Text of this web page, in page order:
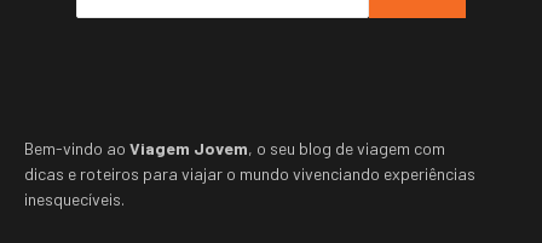
Bem-vindo ao Viagem Jovem, o seu blog de viagem com
dicas e roteiros para viajar o mundo vivenciando experiências
inesquecíveis.